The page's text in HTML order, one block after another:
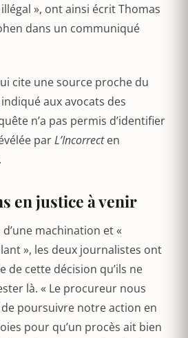
», ont ainsi écrit Thomas
dans un communiqué
cite une source proche du
aux avocats des
n’a pas permis d’identifier
parL’Incorrecten
en justice à venir
machination et «
», les deux journalistes ont
de cette décision qu’ils ne
là. « Le procureur nous
poursuivre notre action en
pour qu’un procès ait bien